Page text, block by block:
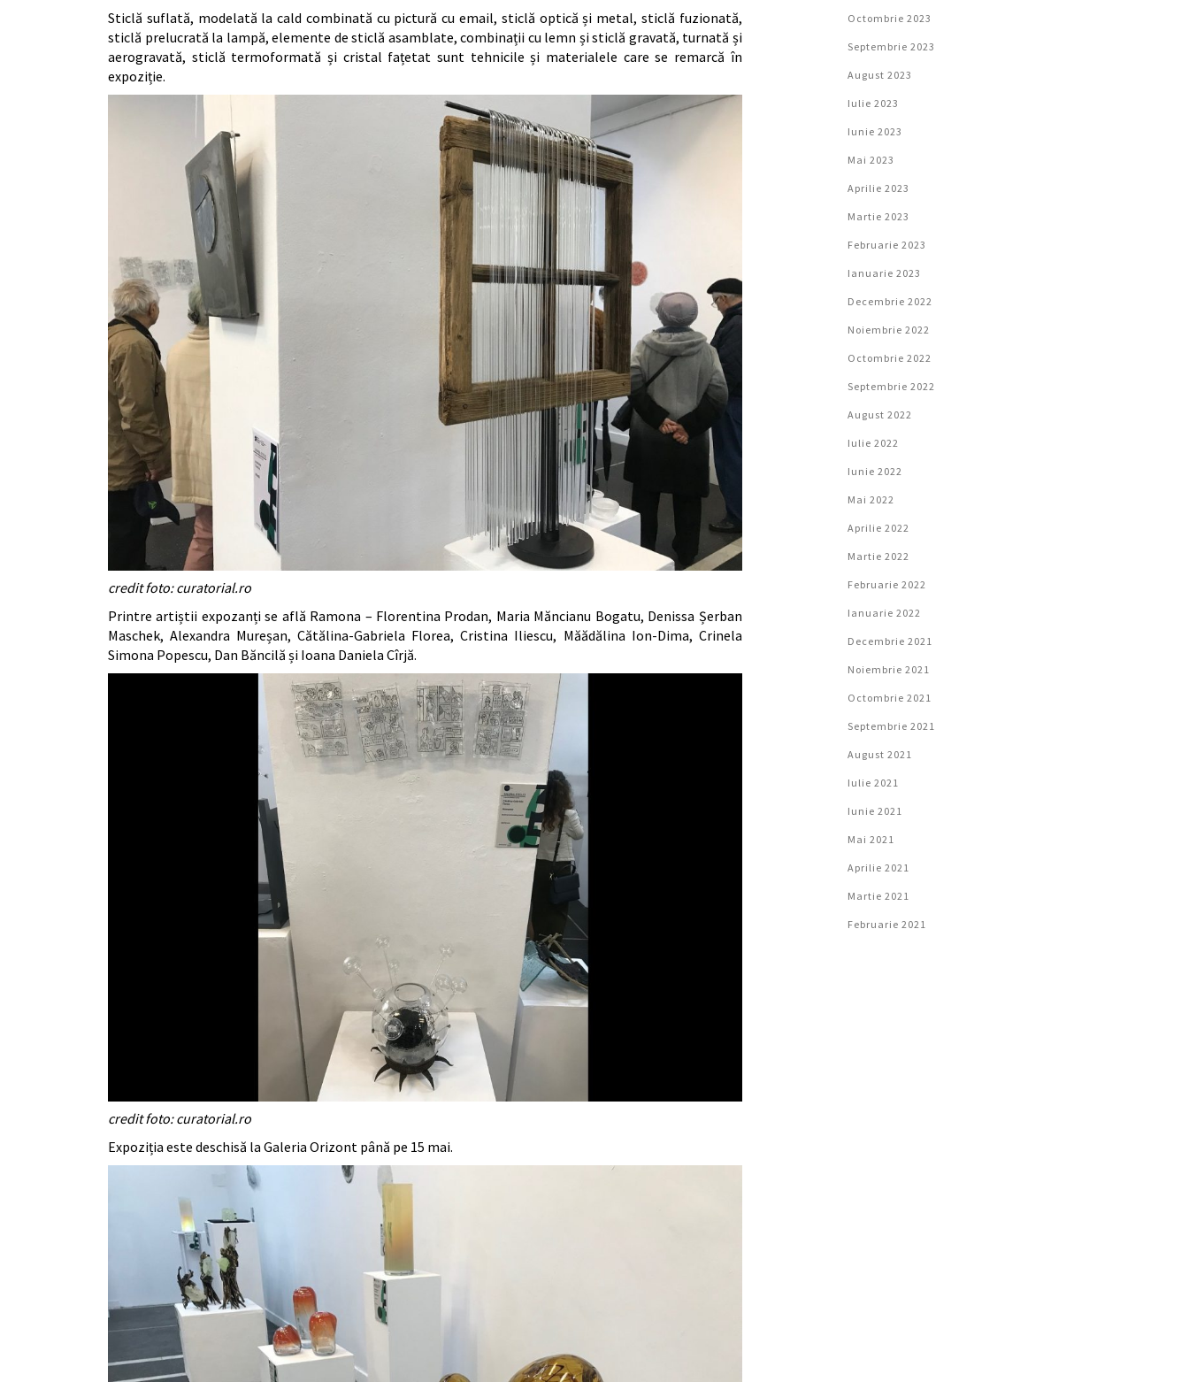
Sticlă suflată, modelată la cald combinată cu pictură cu email, sticlă optică și metal, sticlă fuzionată,
sticlă prelucrată la lampă, elemente de sticlă asamblate, combinații cu lemn și sticlă gravată, turnată și
aerogravată, sticlă termoformată și cristal fațetat sunt tehnicile și materialele care se remarcă în
expoziție.
credit foto: curatorial.ro
Printre artiștii expozanți se află Ramona – Florentina Prodan, Maria Măncianu Bogatu, Denissa Șerban
Maschek, Alexandra Mureșan, Cătălina-Gabriela Florea, Cristina Iliescu, Măădălina Ion-Dima, Crinela
Simona Popescu, Dan Băncilă și Ioana Daniela Cîrjă.
credit foto: curatorial.ro
Expoziția este deschisă la Galeria Orizont până pe 15 mai.
Octombrie 2023
Septembrie 2023
August 2023
Iulie 2023
Iunie 2023
Mai 2023
Aprilie 2023
Martie 2023
Februarie 2023
Ianuarie 2023
Decembrie 2022
Noiembrie 2022
Octombrie 2022
Septembrie 2022
August 2022
Iulie 2022
Iunie 2022
Mai 2022
Aprilie 2022
Martie 2022
Februarie 2022
Ianuarie 2022
Decembrie 2021
Noiembrie 2021
Octombrie 2021
Septembrie 2021
August 2021
Iulie 2021
Iunie 2021
Mai 2021
Aprilie 2021
Martie 2021
Februarie 2021